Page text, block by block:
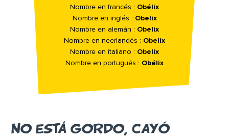
Nombre en francés : Obélix
Nombre en inglés : Obelix
Nombre en alemán : Obelix
Nombre en neerlandés : Obelix
Nombre en italiano : Obelix
Nombre en portugués : Obélix
NO ESTÁ GORDO, CAYÓ